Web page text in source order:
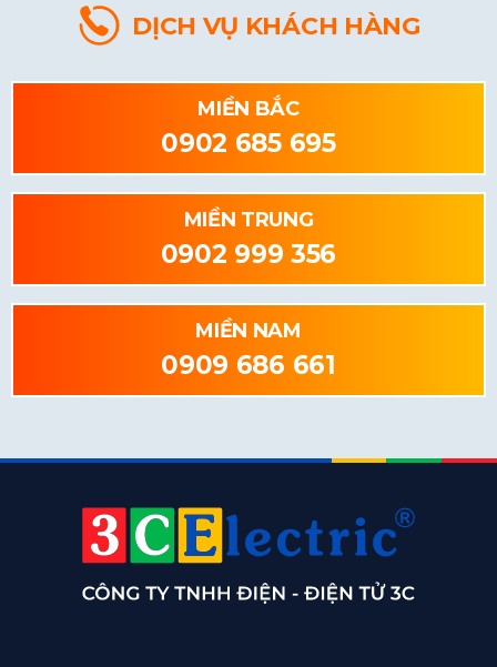
DỊCH VỤ KHÁCH HÀNG
MIỀN BẮC
0902 685 695
MIỀN TRUNG
0902 999 356
MIỀN NAM
0909 686 661